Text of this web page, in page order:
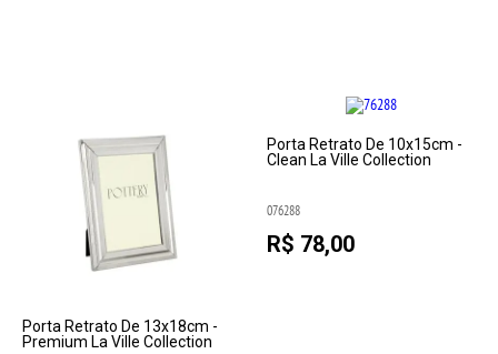
Porta Retrato De 13x18cm -
Premium La Ville Collection
Porta Retrato De 10x15cm -
Clean La Ville Collection
076288
R$ 78,00